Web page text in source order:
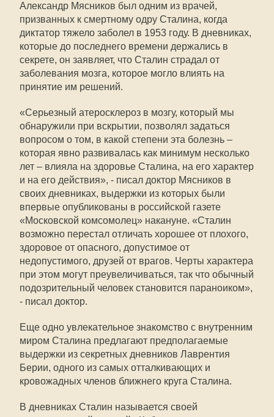
Александр Мясников был одним из врачей,
призванных к смертному одру Сталина, когда
диктатор тяжело заболел в 1953 году. В дневниках,
которые до последнего времени держались в
секрете, он заявляет, что Сталин страдал от
заболевания мозга, которое могло влиять на
принятие им решений.
«Серьезный атеросклероз в мозгу, который мы
обнаружили при вскрытии, позволял задаться
вопросом о том, в какой степени эта болезнь –
которая явно развивалась как минимум несколько
лет – влияла на здоровье Сталина, на его характер
и на его действия», - писал доктор Мясников в
своих дневниках, выдержки из которых были
впервые опубликованы в российской газете
«Московской комсомолец» накануне. «Сталин
возможно перестал отличать хорошее от плохого,
здоровое от опасного, допустимое от
недопустимого, друзей от врагов. Черты характера
при этом могут преувеличиваться, так что обычный
подозрительный человек становится параноиком»,
- писал доктор.
Еще одно увлекательное знакомство с внутренним
миром Сталина предлагают предполагаемые
выдержки из секретных дневников Лаврентия
Берии, одного из самых отталкивающих и
кровожадных членов ближнего круга Сталина.
В дневниках Сталин называется своей